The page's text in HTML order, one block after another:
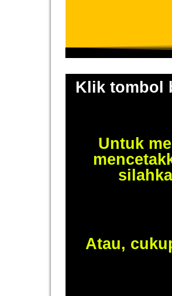
Klik tombol
Untuk
Atau,